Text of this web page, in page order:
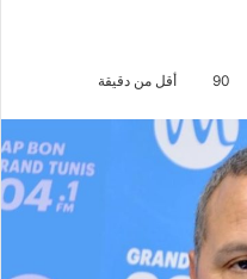
90 أقل من دقيقة